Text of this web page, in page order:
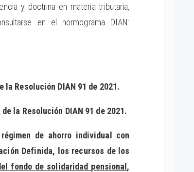
y doctrina en materia tributaria,
en el normograma DIAN:
la Resolución DIAN 91 de 2021.
de la Resolución DIAN 91 de 2021.
de ahorro individual con
Definida, los recursos de los
fondo de solidaridad pensional ,